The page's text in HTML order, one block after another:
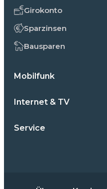
Girokonto
Sparzinsen
Bausparen
Mobilfunk
Internet & TV
Service